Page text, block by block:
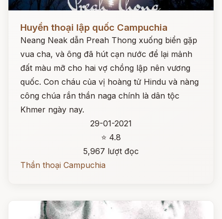
Đọc ngay
Huyền thoại lập quốc Campuchia
Neang Neak dẫn Preah Thong xuống biển gặp
vua cha, và ông đã hút cạn nước để lại mảnh
đất màu mỡ cho hai vợ chồng lập nên vương
quốc. Con cháu của vị hoàng tử Hindu và nàng
công chúa rắn thần naga chính là dân tộc
Khmer ngày nay.
29-01-2021
⭐ 4.8
5,967 lượt đọc
Thần thoại Campuchia